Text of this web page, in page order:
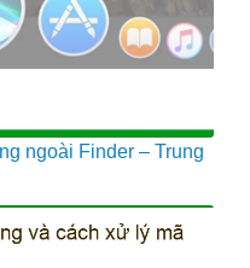
ngoài Finder – Trung